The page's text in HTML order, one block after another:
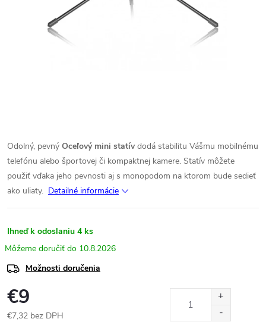
Odolný, pevný Oceľový mini statív dodá stabilitu Vášmu mobilnému
telefónu alebo športovej či kompaktnej kamere. Statív môžete
použiť vďaka jeho pevnosti aj s monopodom na ktorom bude sedieť
ako uliaty. Detailné informácie
Ihneď k odoslaniu 4 ks
10.8.2026
Možnosti doručenia
€9
€7,32 bez DPH